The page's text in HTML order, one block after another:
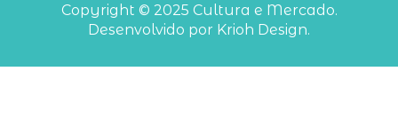
Copyright © 2025 Cultura e Mercado.
Desenvolvido por Krioh Design.